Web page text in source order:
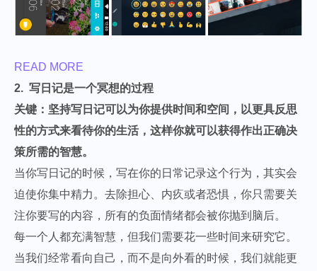
READ MORE
2. 写日记是一个冥想的过程
关键：坚持写日记可以为你提供时间和空间，以更具反思
性的方式来看待你的生活，这样你就可以获得作出正确决
策所需的智慧。
当你写日记的时候，写在你的日常记录这个行为，其实会
迫使你集中精力。去除担心、内疚或者恐惧，你只需要关
注你要写的内容，所有的负面情绪都会被你抛到脑后。
每一个人都充满智慧，但我们需要花一些时间来研究它。
当我们经常看向自己，而不是向外看的时候，我们就能更